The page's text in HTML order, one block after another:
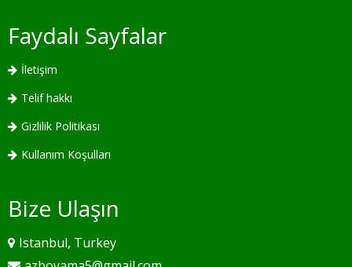
Faydalı Sayfalar
İletişim
Telif hakkı
Gizlilik Politikası
Kullanım Koşulları
Bize Ulaşın
Istanbul, Turkey